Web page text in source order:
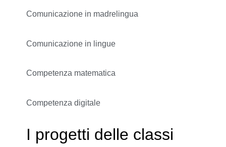
Comunicazione in madrelingua
Comunicazione in lingue
Competenza matematica
Competenza digitale
I progetti delle classi